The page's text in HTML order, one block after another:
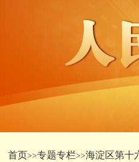
首页>>专题专栏>>海淀区第十